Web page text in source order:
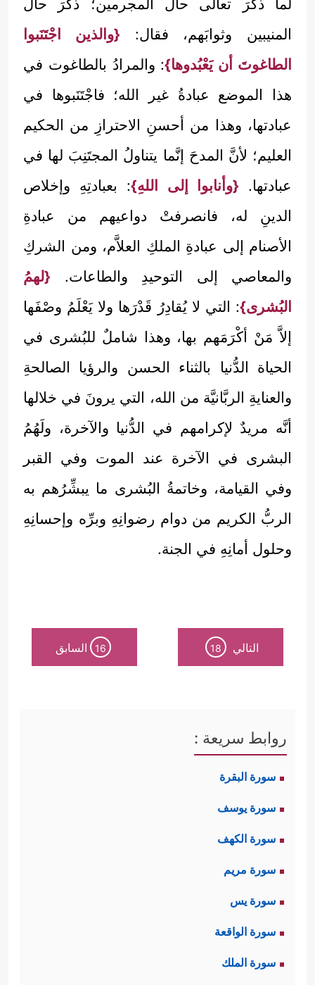
لما ذَكَرَ تعالى حال المجرمين؛ ذَكَرَ حالَ
المنيبين وثوابَهم، فقال: {والذين اجْتَنَبوا
الطاغوتَ أن يَعْبُدوها}: والمرادُ بالطاغوت في
هذا الموضع عبادةُ غير الله؛ فاجْتَنَبوها في
عبادتها، وهذا من أحسنِ الاحترازِ من الحكيم
العليم؛ لأنَّ المدحَ إنَّما يتناولُ المجتَنِبَ لها في
عبادتها. {وأنابوا إلى اللهِ}: بعبادتِهِ وإخلاص
الدينِ له، فانصرفتْ دواعيهم من عبادةِ
الأصنام إلى عبادةِ الملكِ العلاَّم، ومن الشركِ
والمعاصي إلى التوحيدِ والطاعات. {لهمُ
البُشرى}: التي لا يُقادِرُ قَدْرَها ولا يَعْلَمُ وصْفَها
إلاَّ مَنْ أكْرَمَهم بها، وهذا شاملٌ للبُشرى في
الحياة الدُّنيا بالثناء الحسن والرؤيا الصالحةِ
والعنايةِ الربَّانيَّة من الله، التي يرونَ في خلالها
أنَّه مريدٌ لإكرامهم في الدُّنيا والآخرة، ولَهُمُ
البشرى في الآخرة عند الموت وفي القبر
وفي القيامة، وخاتمةُ البُشرى ما يبشِّرُهم به
الربُّ الكريم من دوام رضوانِهِ وبرِّه وإحسانِهِ
وحلول أمانِهِ في الجنة.
التالي 18
16 السابق
روابط سريعة :
سورة البقرة
سورة يوسف
سورة الكهف
سورة مريم
سورة يس
سورة الواقعة
سورة الملك